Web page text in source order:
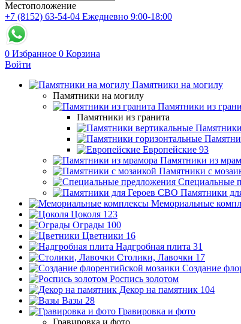
Местоположение
+7 (8152) 63-54-04 Ежедневно 9:00-18:00
0 Избранное 0 Корзина
Войти
Памятники на могилу
Памятники на могилу
Памятники из
Памятники из гранита
Европейские 93
Памятники из
Памятники с
Специальные
Памятники
Мемориальные
Цоколя 123
Ограды 100
Цветники 16
Надгробная плита 31
Столики, Лавочки 17
Создание
Роспись золотом
Декор на памятник 104
Вазы 28
Гравировка и фото
Гравировка и фото